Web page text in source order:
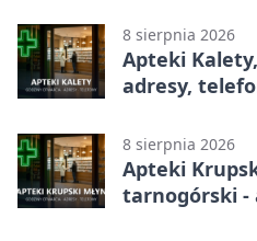
8 sierpnia 2026
Apteki
adresy,
8 sierpnia 2026
Apteki
tarnogórski -